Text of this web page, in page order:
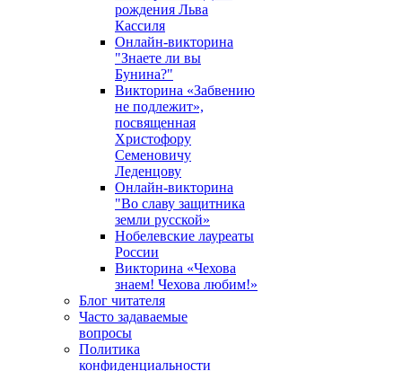
рождения Льва
Кассиля
Онлайн-викторина
"Знаете ли вы
Бунина?"
Викторина «Забвению
не подлежит»,
посвященная
Христофору
Семеновичу
Леденцову
Онлайн-викторина
"Во славу защитника
земли русской»
Нобелевские лауреаты
России
Викторина «Чехова
знаем! Чехова любим!»
Блог читателя
Часто задаваемые
вопросы
Политика
конфиденциальности